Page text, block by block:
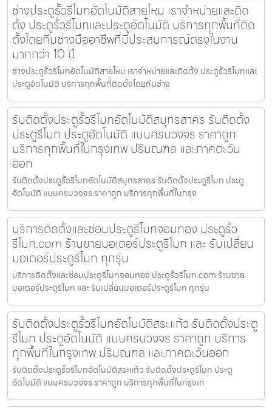
ช่างประตูรั้วรีโมทอัตโนมัติสายไหม เราจำหน่ายและติด
ตั้ง ประตูรั้วรีโมทและประตูอัตโนมัติ บริการทุกพื้นที่ติด
ตั้งโดยทีมช่างมืออาชีพที่มีประสบการณ์ตรงในงาน
มากกว่า 10 ปี
ช่างประตูรั้วรีโมทอัตโนมัติสายไหม เราจำหน่ายและติดตั้ง ประตูรั้วรีโมทและ
ประตูอัตโนมัติ บริการทุกพื้นที่ติดตั้งโดยทีมช่าง
รับติดตั้งประตูรั้วรีโมทอัตโนมัติสมุทรสาคร รับติดตั้ง
ประตูรีโมท ประตูอัตโนมัติ แบบครบวงจร ราคาถูก
บริการทุกพื้นที่ในกรุงเทพ ปริมณฑล และภาคตะวัน
ออก
รับติดตั้งประตูรั้วรีโมทอัตโนมัติสมุทรสาคร รับติดตั้งประตูรีโมท ประตู
อัตโนมัติ แบบครบวงจร ราคาถูก บริการทุกพื้นที่ในกรุง
บริการติดตั้งและซ่อมประตูรีโมทจอมทอง ประตูรั้ว
รีโมท.com ร้านขายมอเตอร์ประตูรีโมท และ รับเปลี่ยน
มอเตอร์ประตูรีโมท ทุกรุ่น
บริการติดตั้งและซ่อมประตูรีโมทจอมทอง ประตูรั้วรีโมท.com ร้านขาย
มอเตอร์ประตูรีโมท และ รับเปลี่ยนมอเตอร์ประตูรีโมท ทุกรุ่น
รับติดตั้งประตูรั้วรีโมทอัตโนมัติสระแก้ว รับติดตั้งประตู
รีโมท ประตูอัตโนมัติ แบบครบวงจร ราคาถูก บริการ
ทุกพื้นที่ในกรุงเทพ ปริมณฑล และภาคตะวันออก
รับติดตั้งประตูรั้วรีโมทอัตโนมัติสระแก้ว รับติดตั้งประตูรีโมท ประตู
อัตโนมัติ แบบครบวงจร ราคาถูก บริการทุกพื้นที่ในกรุงเท